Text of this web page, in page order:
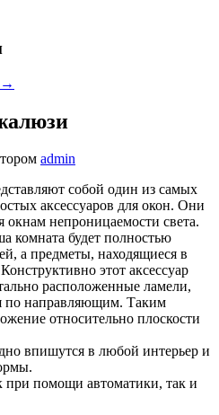
→
admin
собой один из самых
аксессуаров для окон. Они
окнам непроницаемости света.
комната будет полностью
а предметы, находящиеся в
этот аксессуар
расположенные ламели,
по направляющим. Таким
относительно плоскости
впишутся в любой интерьер и
при помощи автоматики, так и